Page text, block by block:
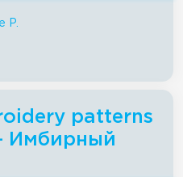
P.
patterns
Имбирный